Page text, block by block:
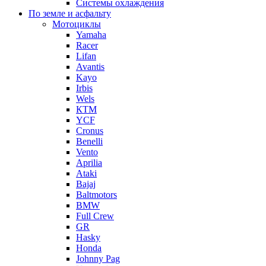
Системы охлаждения
По земле и асфальту
Мотоциклы
Yamaha
Racer
Lifan
Avantis
Kayo
Irbis
Wels
КТМ
YCF
Cronus
Benelli
Vento
Aprilia
Ataki
Bajaj
Baltmotors
BMW
Full Crew
GR
Hasky
Honda
Johnny Pag